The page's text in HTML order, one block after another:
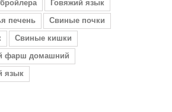
Говяжий язык
печень
Свиные почки
Свиные кишки
фарш домашний
язык